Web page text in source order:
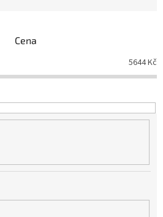
Cena
5644Kč